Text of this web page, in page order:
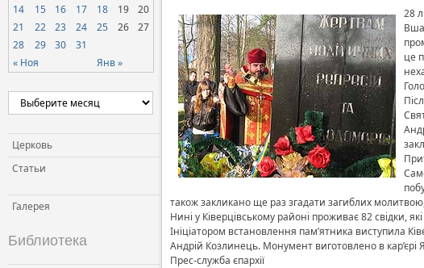
« Ноя Янв »
14
15 16 17 18 19
20
21
22 23 24 25 26
27
28
29 30 31
Церковь
Статьи
Галерея
Библиотека
28
це
також закликано ще раз згадати загиблих
Нині у Ківерцівському районі проживає 82 свідки,
Ініціатором встановлення пам’ятника виступила
Андрій Козлинець. Монумент виготовлено в
Прес-служба єпархії